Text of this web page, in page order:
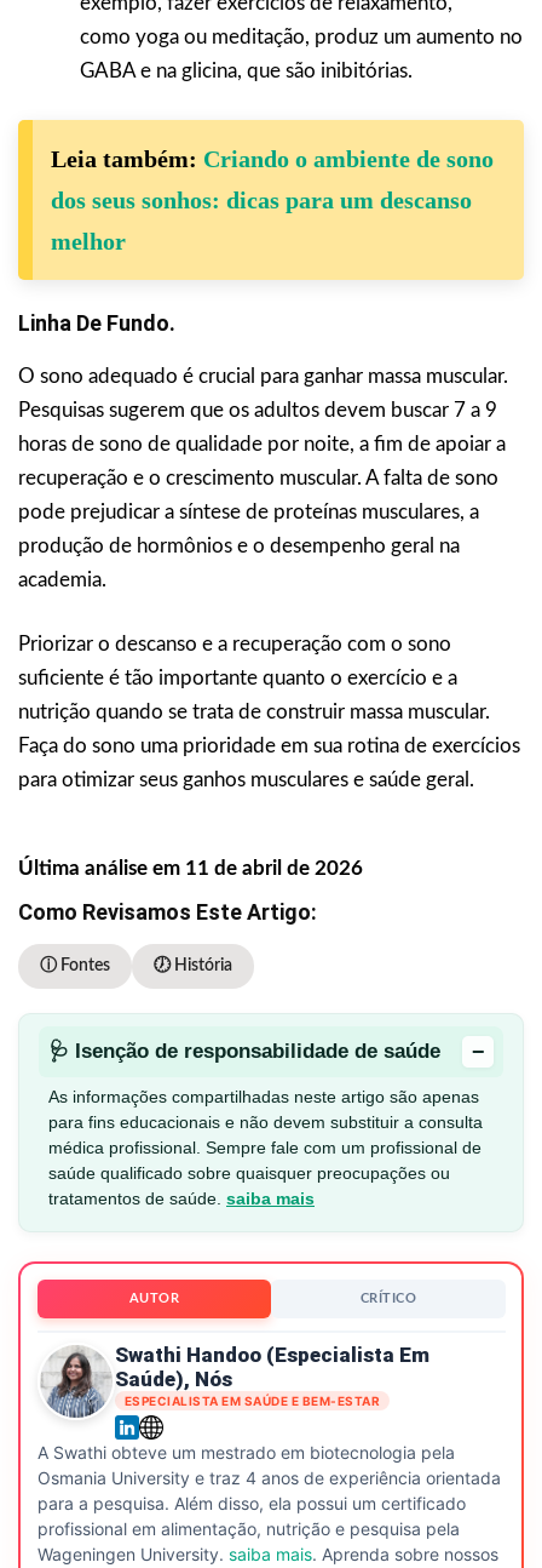
como yoga ou meditação, produz um aumento no
GABA e na glicina, que são inibitórias.
Leia também: Criando o ambiente de sono
dos seus sonhos: dicas para um descanso
melhor
Linha De Fundo.
O sono adequado é crucial para ganhar massa muscular.
Pesquisas sugerem que os adultos devem buscar 7 a 9
horas de sono de qualidade por noite, a fim de apoiar a
recuperação e o crescimento muscular. A falta de sono
pode prejudicar a síntese de proteínas musculares, a
produção de hormônios e o desempenho geral na
academia.
Priorizar o descanso e a recuperação com o sono
suficiente é tão importante quanto o exercício e a
nutrição quando se trata de construir massa muscular.
Faça do sono uma prioridade em sua rotina de exercícios
para otimizar seus ganhos musculares e saúde geral.
Última análise em 11 de abril de 2026
Como Revisamos Este Artigo:
ⓘ Fontes 🕖 História
🩺 Isenção de responsabilidade de saúde −
As informações compartilhadas neste artigo são apenas
para fins educacionais e não devem substituir a consulta
médica profissional. Sempre fale com um profissional de
saúde qualificado sobre quaisquer preocupações ou
tratamentos de saúde. saiba mais
AUTOR CRÍTICO
Swathi Handoo (especialista Em
Saúde), Nós
ESPECIALISTA EM SAÚDE E BEM-ESTAR
A Swathi obteve um mestrado em biotecnologia pela
Osmania University e traz 4 anos de experiência orientada
para a pesquisa. Além disso, ela possui um certificado
profissional em alimentação, nutrição e pesquisa pela
Wageningen University. saiba mais. Aprenda sobre nossos